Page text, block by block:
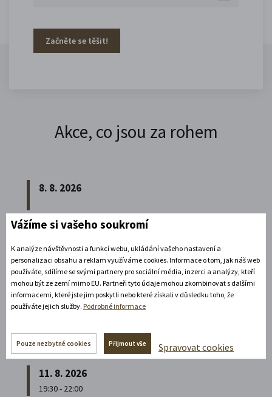
Začněte se těšit!
Akce, co jsou za rohem
8. 8. 2026
Noční prohlídka piaristického chrámu
Poznejte vrcholně barokní architekturu v
působivém večerním hávu. Obětní stůl dýchá
světlem, paprsky laserového kříže protínají
klenby a chrám ožívá instalacemi současného
Rozbalte si další akce
11. 8. 2026
19:30 - 22:00
Vážíme si vašeho soukromí
K analýze návštěvnosti a funkcí webu, ukládání vašeho nastavení a
personalizaci obsahu a reklam využíváme cookies. Informace o tom, jak náš web
používáte, sdílíme se svými partnery pro sociální média, inzerci a analýzy, kteří
mohou být ze zemí mimo EU. Partneři tyto údaje mohou zkombinovat s dalšími
informacemi, které jste jim poskytli nebo které získali v důsledku toho, že
používáte jejich služby. Podrobné informace
Pouze nezbytné cookies Přijmout vše Spravovat cookies